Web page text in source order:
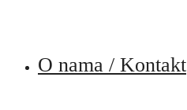
O nama / Kontakt